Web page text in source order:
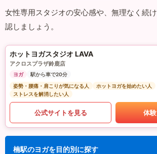
女性専用スタジオの安心感や、無理なく続
認しましょう。
ホットヨガスタジオ LAVA
アクロスプラザ鈴鹿店
ヨガ
駅から車で20分
姿勢・腰痛・肩こりが気になる人
ホットヨガを始めたい人
ストレスを解消したい人
公式サイトを見る 体
楠駅のヨガを目的別に探す